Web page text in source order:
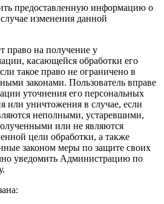
предоставленную информацию о
изменения данной
право на получение у
касающейся обработки его
такое право не ограничено в
законами. Пользователь вправе
уточнения его персональных
или уничтожения в случае, если
неполными, устаревшими,
или не являются
цели обработки, а также
законом меры по защите своих
уведомить Администрацию по